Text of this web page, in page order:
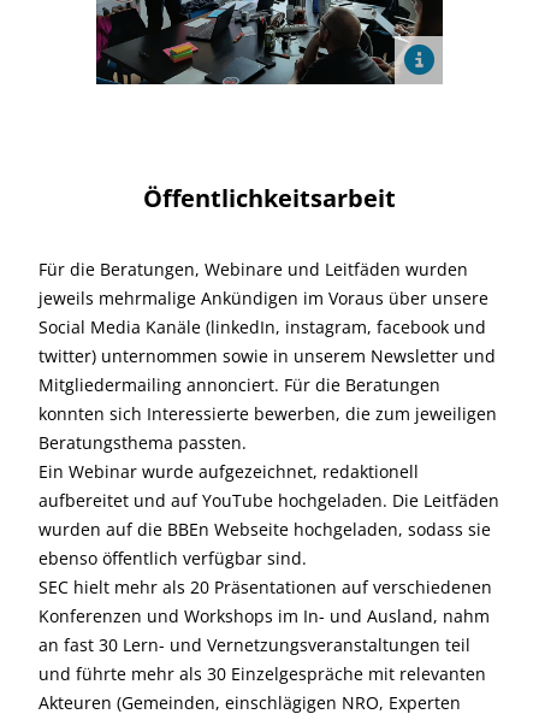
Öffentlichkeitsarbeit
Für die Beratungen, Webinare und Leitfäden wurden
jeweils mehrmalige Ankündigen im Voraus über unsere
Social Media Kanäle (linkedIn, instagram, facebook und
twitter) unternommen sowie in unserem Newsletter und
Mitgliedermailing annonciert. Für die Beratungen
konnten sich Interessierte bewerben, die zum jeweiligen
Beratungsthema passten.
Ein Webinar wurde aufgezeichnet, redaktionell
aufbereitet und auf YouTube hochgeladen. Die Leitfäden
wurden auf die BBEn Webseite hochgeladen, sodass sie
ebenso öffentlich verfügbar sind.
SEC hielt mehr als 20 Präsentationen auf verschiedenen
Konferenzen und Workshops im In- und Ausland, nahm
an fast 30 Lern- und Vernetzungsveranstaltungen teil
und führte mehr als 30 Einzelgespräche mit relevanten
Akteuren (Gemeinden, einschlägigen NRO, Experten